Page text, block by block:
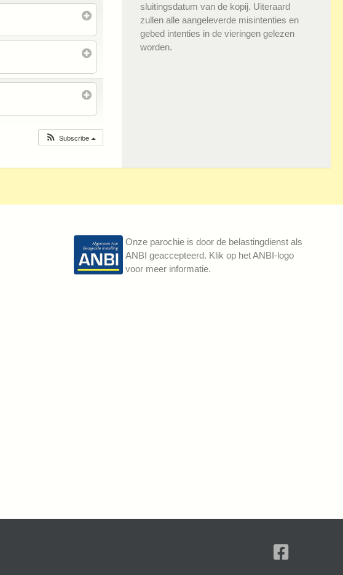
Subscribe
sluitingsdatum van de kopij. Uiteraard
zullen alle aangeleverde misintenties en
gebed intenties in de vieringen gelezen
worden.
Onze parochie is door de belastingdienst als
ANBI geaccepteerd. Klik op het ANBI-logo
voor meer informatie.